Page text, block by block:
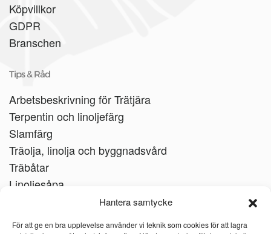
Hantera samtycke
För att ge en bra upplevelse använder vi teknik som cookies för att lagra
Köpvillkor
GDPR
Branschen
Tips & Råd
Arbetsbeskrivning för Trätjära
Terpentin och linoljefärg
Slamfärg
Träolja, linolja och byggnadsvård
Träbåtar
Linoljesåpa